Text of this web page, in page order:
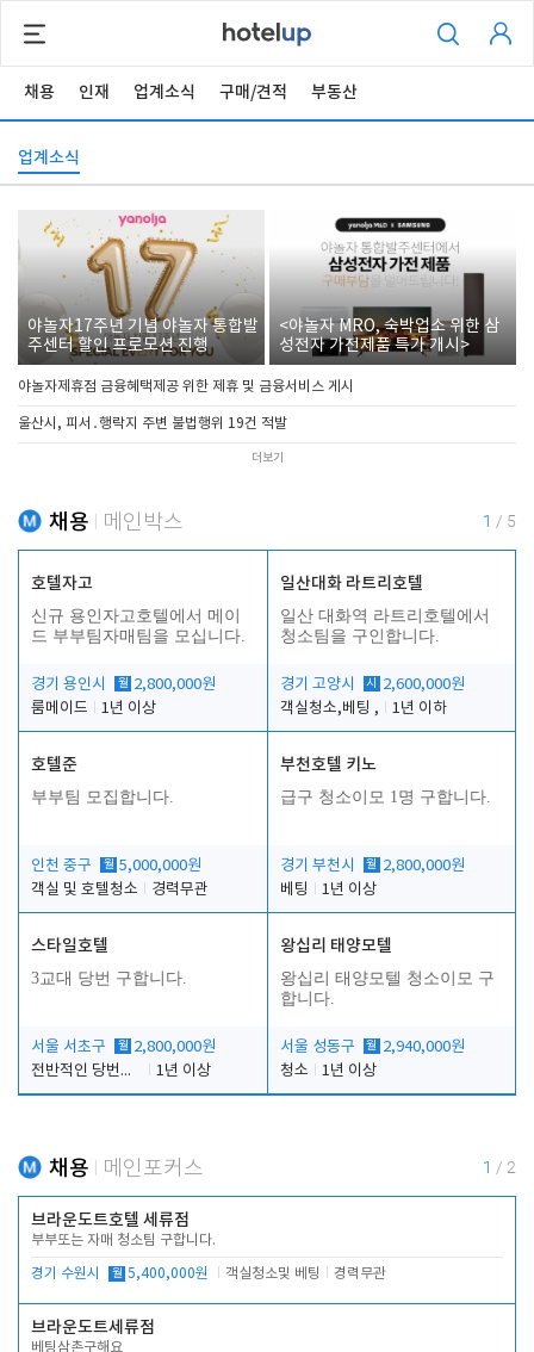
채용 인재 업계소식 구매/견적 부동산
업계소식
야놀자17주년 기념 야놀자 통합발
주센터 할인 프로모션 진행
<야놀자 MRO, 숙박업소 위한 삼
성전자 가전제품 특가 개시>
야놀자제휴점 금융혜택제공 위한 제휴 및 금융서비스 게시
울산시, 피서․행락지 주변 불법행위 19건 적발
더보기
채용 메인박스 1 / 5
호텔자고
신규 용인자고호텔에서 메이
드 부부팀자매팀을 모십니다.
경기 용인시 월 2,800,000원
룸메이드
1년 이상
일산대화 라트리호텔
일산 대화역 라트리호텔에서
청소팀을 구인합니다.
경기 고양시 시
2,600,000원
객실청소,베팅 ,
1년 이하
호텔준
부부팀 모집합니다.
인천 중구 월 5,000,000원
객실 및 호텔청소
경력무관
부천호텔 키노
급구 청소이모 1명 구합니다.
경기 부천시 월 2,800,000원
베팅
1년 이상
스타일호텔
3교대 당번 구합니다.
서울 서초구 월 2,800,000원
전반적인 당번업무
1년 이상
왕십리 태양모텔
왕십리 태양모텔 청소이모 구
합니다.
서울 성동구 월 2,940,000원
청소
1년 이상
채용 메인포커스 1 / 2
브라운도트호텔 세류점
부부또는 자매 청소팀 구합니다.
경기 수원시 월 5,400,000원 객실청소및 베팅 경력무관
브라운도트세류점
베팅삼촌구해요